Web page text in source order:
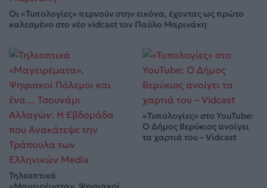
Οι «Τυπολογίες» περνούν στην εικόνα, έχοντας ως πρώτο
καλεσμένο στο νέο vidcast τον Παύλο Μαρινάκη
Τηλεοπτικά
«Τυπολογίες» στο YouTube:
Ο Δήμος Βερύκιος ανοίγει
τα χαρτιά του – Vidcast